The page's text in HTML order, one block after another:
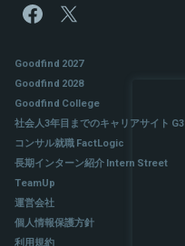
Goodfind 2027
Goodfind 2028
Goodfind College
社会人3年目までのキャリアサイト G3
コンサル就職 FactLogic
長期インターン紹介 Intern Street
TeamUp
運営会社
個人情報保護方針
利用規約